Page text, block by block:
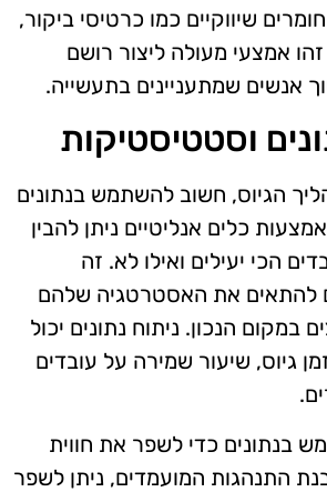
שיווקיים כמו כרטיסי ביקור,
זהו אמצעי מעולה ליצור רושם
אנשים שמתעניינים בתעשייה.
וסטטיסטיקות
הגיוס, חשוב להשתמש בנתונים
כלים אנליטיים ניתן להבין
הכי יעילים ואילו לא. זה
להתאים את האסטרטגיה שלהם
הנכון. ניתוח נתונים יכול
גיוס, שיעור שמירה על עובדים
בנתונים כדי לשפר את חווית
התנהגות המועמדים, ניתן לשפר